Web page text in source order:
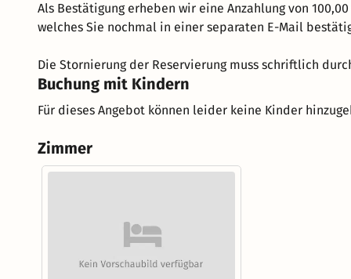
Als Bestätigung erheben wir eine Anzahlung von
welches Sie nochmal in einer separaten E-Mail
Die Stornierung der Reservierung muss schriftlich
Buchung mit Kindern
Für dieses Angebot können leider keine Kinder
Zimmer